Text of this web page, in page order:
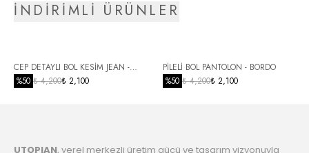
6
8116.69 TL
İNDİRİMLİ ÜRÜNLER
CEP DETAYLI BOL KESİM JEAN -
SİYAH
%50 ₺ 4,200₺ 2,100
PİLELİ BOL PANTOLON - BORDO
%50 ₺ 4,200₺ 2,100
UTOPIAN, yerel merkezli üretim gücü ve tasarım vizyonuyla